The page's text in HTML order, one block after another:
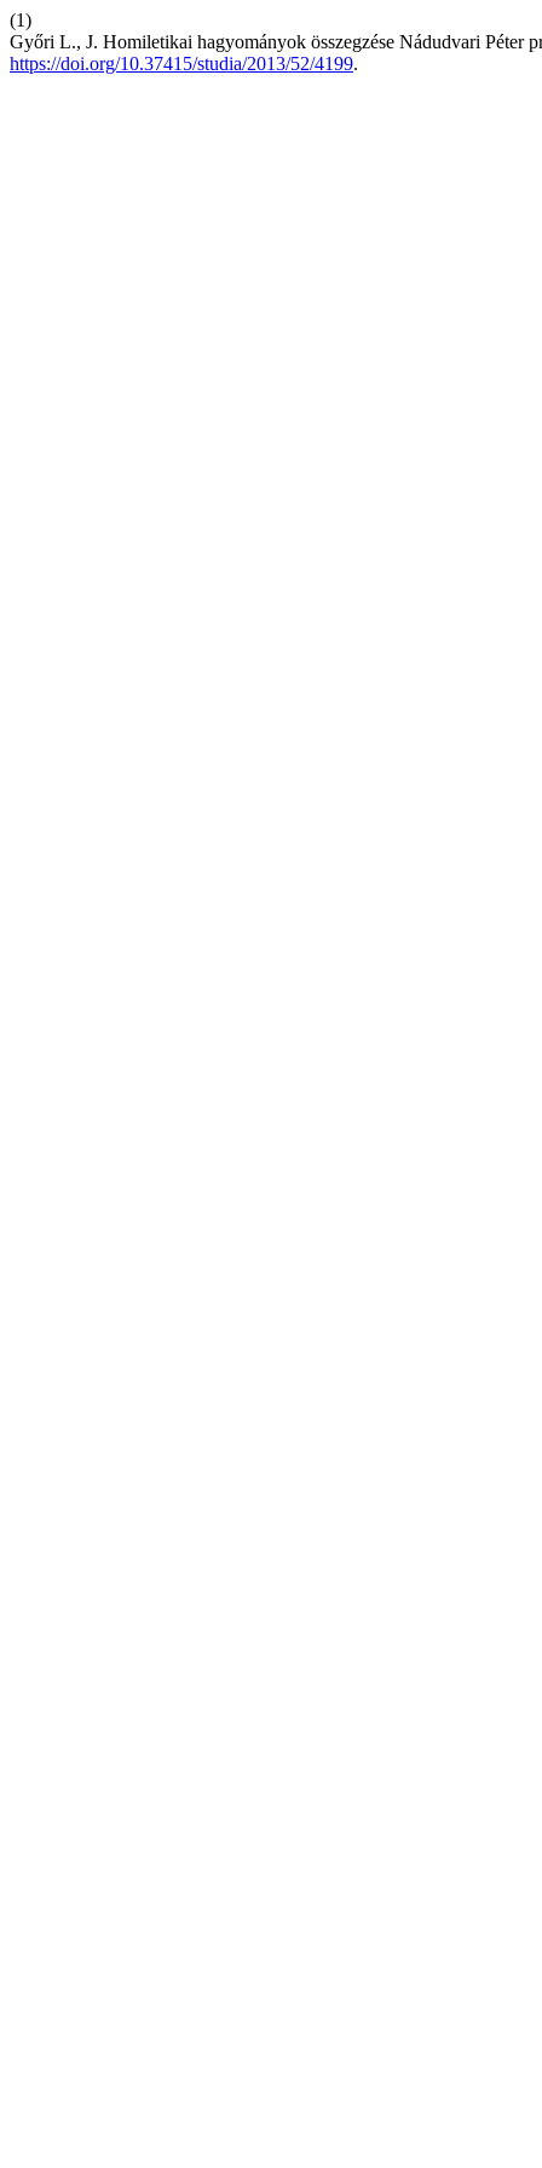
(1)
Győri L., J. Homiletikai hagyományok összegzése Nádudvari Péter
https://doi.org/10.37415/studia/2013/52/4199.